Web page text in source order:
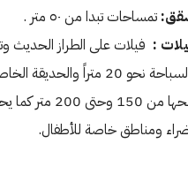
تمساحات تبدا من ٥٠ متر .
: فيلات على الطراز الحديث
فيلا بحمام السباحة نحو 20 متراً
يتراوح مسطحها من 150
ومناطق خاصة للأطفال.